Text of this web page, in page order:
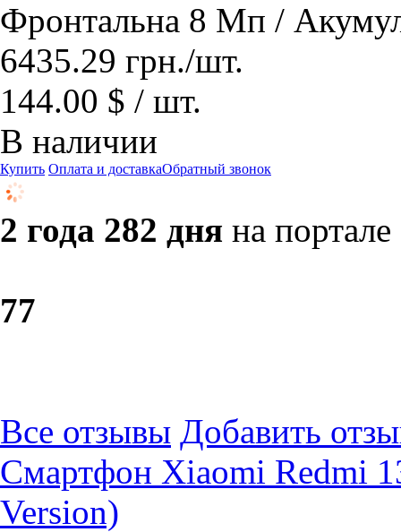
Фронтальна 8 Мп /
6435.29 грн./шт.
144.00 $ / шт.
В наличии
Купить Оплата и доставкаОбратный звонок
2 года 282 дня на портале
77
Все отзывы Добавить
Смартфон Xiaomi Redmi
Version)